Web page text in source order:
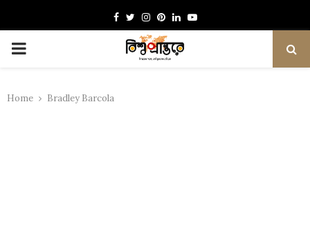
Facebook
TwitterInstagram
Pinterest
LinkedinYoutube
PRIMARY
Home Bradley Barcola